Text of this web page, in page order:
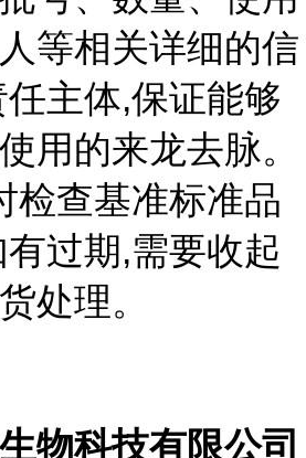
等相关详细的信
主体,保证能够
用的来龙去脉。
检查基准标准品
过期,需要收起
处理。
物科技有限公司